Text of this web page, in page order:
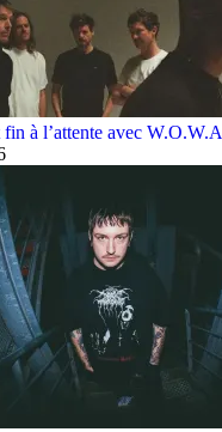
à l’attente avec W.O.W.A